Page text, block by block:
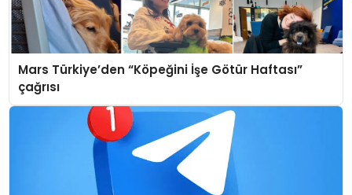
Mars Türkiye’den “Köpeğini İşe Götür Haftası”
çağrısı